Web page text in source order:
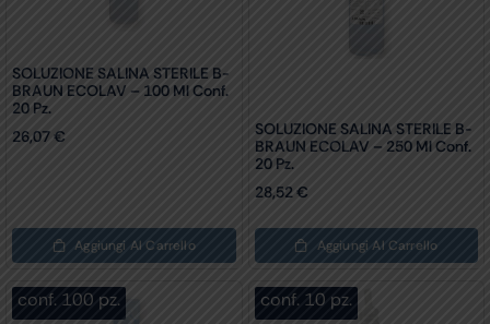
SOLUZIONE SALINA STERILE B-
BRAUN ECOLAV – 100 Ml Conf.
20 Pz.
26,07 €
Aggiungi Al Carrello
SOLUZIONE SALINA STERILE B-
BRAUN ECOLAV – 250 Ml Conf.
20 Pz.
28,52€
Aggiungi Al Carrello
conf. 100 pz. conf. 10 pz.